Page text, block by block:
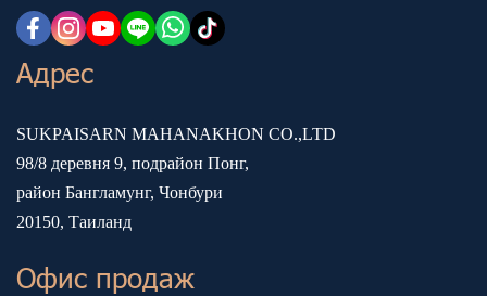
Адрес
SUKPAISARN MAHANAKHON CO.,LTD
98/8 деревня 9, подрайон Понг,
район Бангламунг, Чонбури
20150, Таиланд
Офис продаж